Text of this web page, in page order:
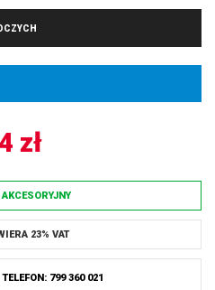
zł
23% VAT
799 360 021